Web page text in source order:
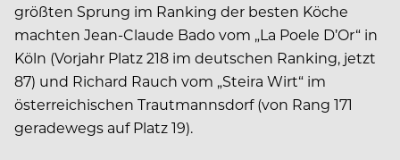
größten Sprung im Ranking der besten Köche
machten Jean-Claude Bado vom „La Poele D’Or“ in
Köln (Vorjahr Platz 218 im deutschen Ranking, jetzt
87) und Richard Rauch vom „Steira Wirt“ im
österreichischen Trautmannsdorf (von Rang 171
geradewegs auf Platz 19).